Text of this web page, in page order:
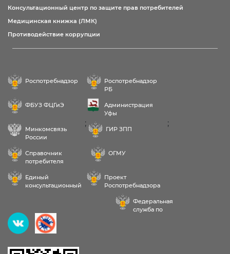
Здравствуйте! Пожалуйста,
выберите услугу:
Консультационный центр по защите прав потребителей
Медицинская книжка (ЛМК)
Противодействие коррупции
Роспотребнадзор
Роспотребнадзор
РБ
ФБУЗ ФЦГиЭ
Администрация
Уфы
Минкомсвязь
России
;
ГИР ЗПП
;
Справочник
потребителя
ОГМУ
Единый
консультационный
Проект
Роспотребнадзора
РФ «Здоровое
питание» Федеральная
служба по